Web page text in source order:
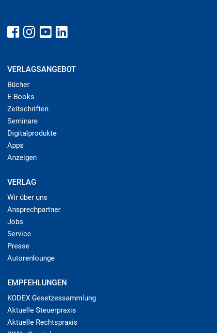
VERLAGSANGEBOT
Bücher
E-Books
Zeitschriften
Seminare
Digitalprodukte
Apps
Anzeigen
VERLAG
Wir über uns
Ansprechpartner
Jobs
Service
Presse
Autorenlounge
EMPFEHLUNGEN
KODEX Gesetzessammlung
Aktuelle Steuerpraxis
Aktuelle Rechtspraxis